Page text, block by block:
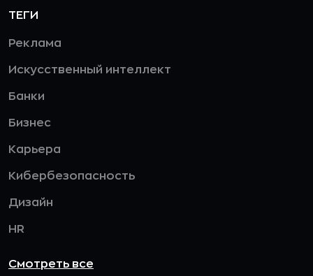
ТЕГИ
Реклама
Искусственный интеллект
Банки
Бизнес
Карьера
Кибербезопасность
Дизайн
HR
Смотреть все